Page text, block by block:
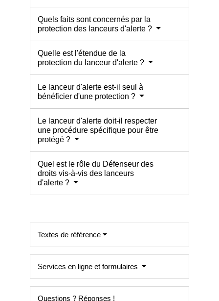
Quels faits sont concernés par la
protection des lanceurs d'alerte ?
Quelle est l'étendue de la
protection du lanceur d'alerte ?
Le lanceur d'alerte est-il seul à
bénéficier d'une protection ?
Le lanceur d'alerte doit-il respecter
une procédure spécifique pour être
protégé ?
Quel est le rôle du Défenseur des
droits vis-à-vis des lanceurs
d'alerte ?
Textes de référence
Services en ligne et formulaires
Questions ? Réponses !